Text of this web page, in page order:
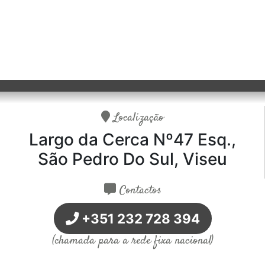
Localização
Largo da Cerca Nº47 Esq.,
São Pedro Do Sul, Viseu
Contactos
+351 232 728 394
(chamada para a rede fixa nacional)